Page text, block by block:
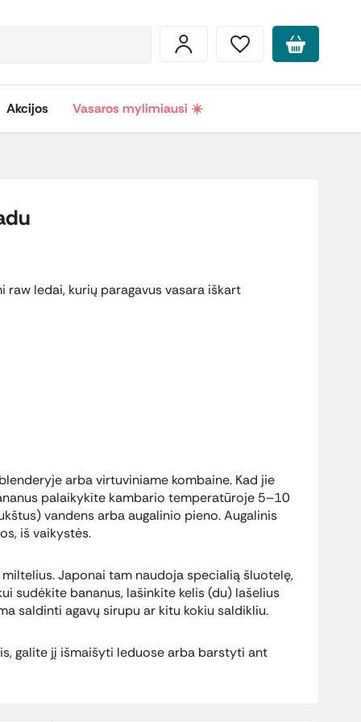
Akcijos Vasaros mylimiausi ☀️
raw ledai, kurių paragavus vasara iškart
arba virtuviniame kombaine. Kad jie
palaikykite kambario temperatūroje 5–10
vandens arba augalinio pieno. Augalinis
iš vaikystės.
Japonai tam naudoja specialią šluotelę,
sudėkite bananus, lašinkite kelis (du) lašelius
saldinti agavų sirupu ar kitu kokiu saldikliu.
galite jį išmaišyti leduose arba barstyti ant